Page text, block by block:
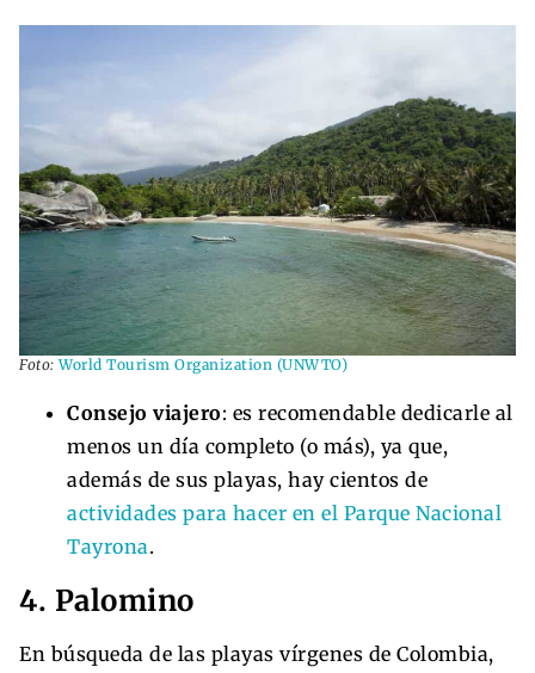
Foto:World Tourism Organization (UNWTO)
Consejo viajero: es recomendable dedicarle al
menos un día completo (o más), ya que,
además de sus playas, hay cientos de
actividades para hacer en el Parque Nacional
Tayrona.
4. Palomino
En búsqueda de las playas vírgenes de Colombia,